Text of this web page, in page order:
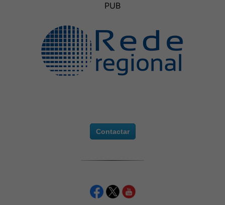
PUB
Contactar